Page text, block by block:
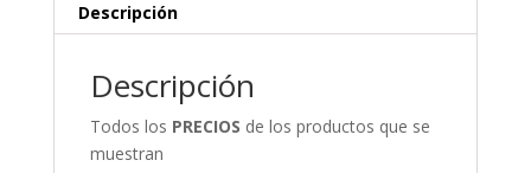
Descripción
Descripción
Todos los PRECIOS de los productos que se
muestran